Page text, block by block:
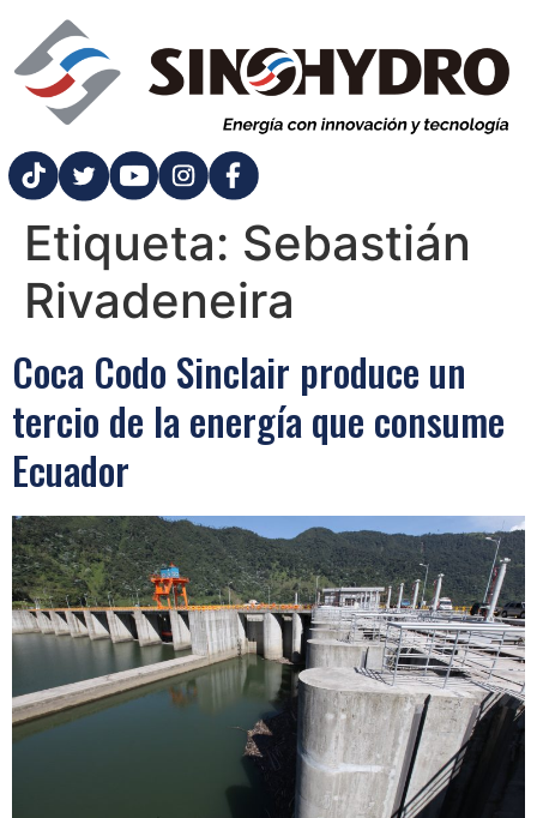
Etiqueta: Sebastián
Rivadeneira
Coca Codo Sinclair produce un
tercio de la energía que consume
Ecuador